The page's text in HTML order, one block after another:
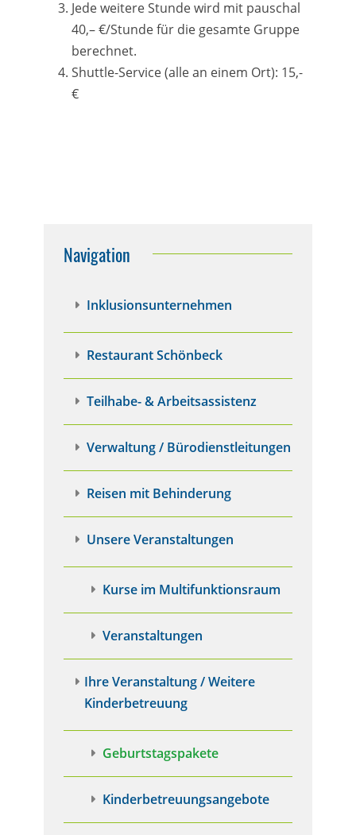
Jede weitere Stunde wird mit pauschal
40,– €/Stunde für die gesamte Gruppe
berechnet.
Shuttle-Service (alle an einem Ort): 15,-
€
Navigation
Inklusionsunternehmen
Restaurant Schönbeck
Teilhabe- & Arbeitsassistenz
Verwaltung / Bürodienstleitungen
Reisen mit Behinderung
Unsere Veranstaltungen
Kurse im Multifunktionsraum
Veranstaltungen
Ihre Veranstaltung / Weitere
Kinderbetreuung
Geburtstagspakete
Kinderbetreuungsangebote